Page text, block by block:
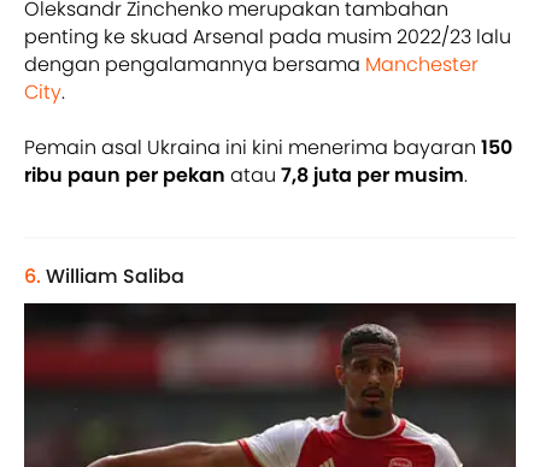
Oleksandr Zinchenko merupakan tambahan
penting ke skuad Arsenal pada musim 2022/23 lalu
dengan pengalamannya bersama Manchester
City.
Pemain asal Ukraina ini kini menerima bayaran 150
ribu paun per pekan atau 7,8 juta per musim.
6. William Saliba